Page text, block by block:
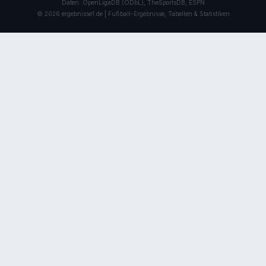
Daten: OpenLigaDB (ODbL), TheSportsDB, ESPN
© 2026 ergebnisse1.de | Fußball-Ergebnisse, Tabellen & Statistiken